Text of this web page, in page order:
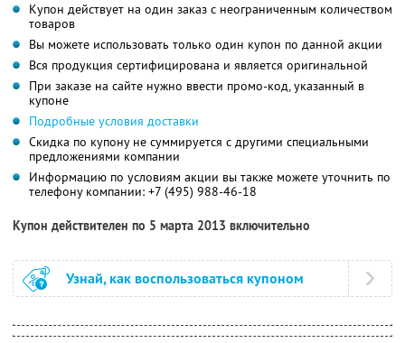
Купон действует на один заказ с неограниченным количеством
товаров
Вы можете использовать только один купон по данной акции
Вся продукция сертифицирована и является оригинальной
При заказе на сайте нужно ввести промо-код, указанный в
купоне
Подробные условия доставки
Скидка по купону не суммируется с другими специальными
предложениями компании
Информацию по условиям акции вы также можете уточнить по
телефону компании: +7 (495) 988-46-18
Купон действителен по 5 марта 2013 включительно
Узнай, как воспользоваться купоном